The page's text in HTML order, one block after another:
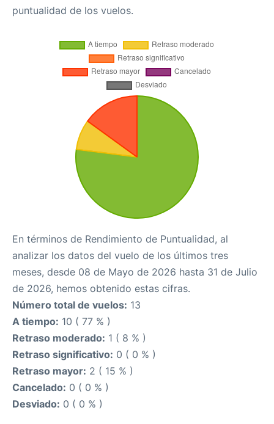
puntualidad de los vuelos.
En términos de Rendimiento de Puntualidad, al
analizar los datos del vuelo de los últimos tres
meses, desde 08 de Mayo de 2026 hasta 31 de Julio
de 2026, hemos obtenido estas cifras.
Número total de vuelos: 13
A tiempo: 10 ( 77 % )
Retraso moderado: 1 ( 8 % )
Retraso significativo: 0 ( 0 % )
Retraso mayor: 2 ( 15 % )
Cancelado: 0 ( 0 % )
Desviado: 0 ( 0 % )